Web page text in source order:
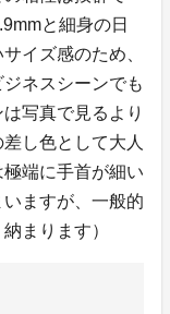
と細身の日
イズ感のため、
ネスシーンでも
写真で見るより
し色として大人
端に手首が細い
ますが、一般的
まります）